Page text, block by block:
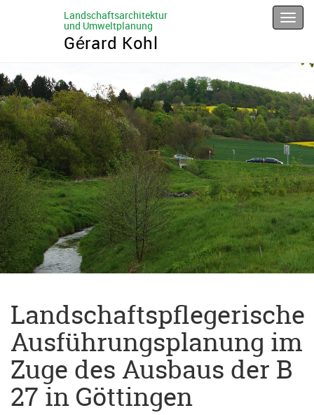
Menu
Landschaftsarchitektur
und Umweltplanung
Gérard Kohl
Landschaftspflegerische
Ausführungsplanung im
Zuge des Ausbaus der B
27 in Göttingen